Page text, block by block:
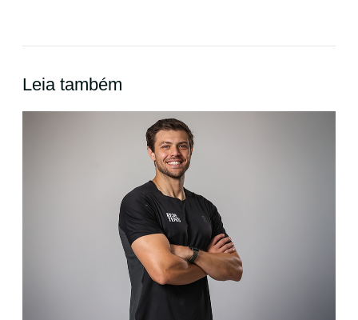
Leia também